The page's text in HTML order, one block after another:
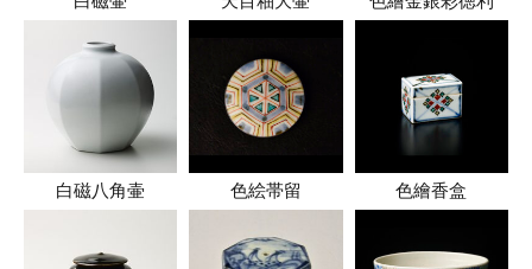
白磁八角壷 色絵帯留 色繪香盒